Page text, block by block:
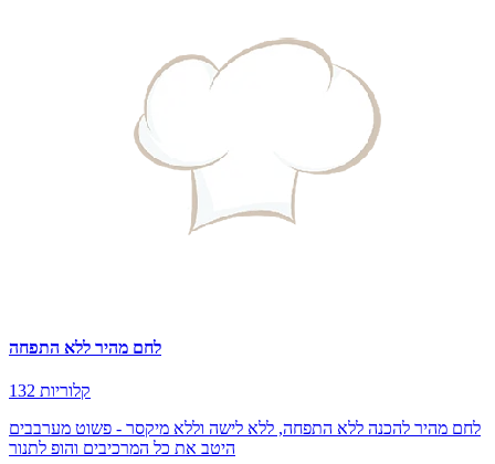
לחם מהיר ללא התפחה
132 קלוריות
לחם מהיר להכנה ללא התפחה, ללא לישה וללא מיקסר - פשוט מערבבים
היטב את כל המרכיבים והופ לתנור